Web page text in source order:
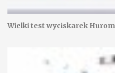
Wielki test wyciskarek Hurom